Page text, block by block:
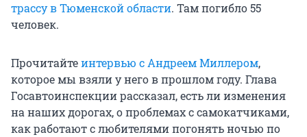
трассу в Тюменской области. Там погибло 55
человек.
Прочитайтеинтервью с Андреем Миллером,
которое мы взяли у него в прошлом году. Глава
Госавтоинспекции рассказал, есть ли изменения
на наших дорогах, о проблемах с самокатчиками,
как работают с любителями погонять ночью по